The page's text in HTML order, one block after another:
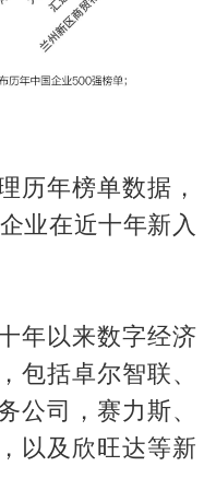
历年榜单数据，
业在近十年新入
年以来数字经济
包括卓尔智联、
公司，赛力斯、
以及欣旺达等新